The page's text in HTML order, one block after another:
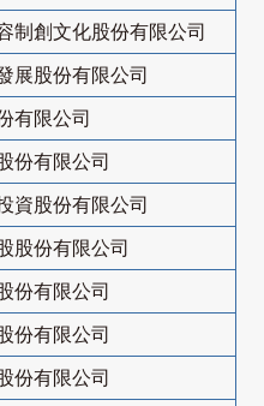
制創文化股份有限公司
展股份有限公司
有限公司
份有限公司
資股份有限公司
股份有限公司
份有限公司
份有限公司
份有限公司